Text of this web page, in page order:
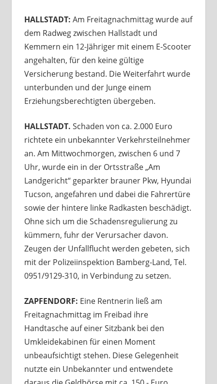
HALLSTADT: Am Freitagnachmittag wurde auf
dem Radweg zwischen Hallstadt und
Kemmern ein 12-Jähriger mit einem E-Scooter
angehalten, für den keine gültige
Versicherung bestand. Die Weiterfahrt wurde
unterbunden und der Junge einem
Erziehungsberechtigten übergeben.
HALLSTADT. Schaden von ca. 2.000 Euro
richtete ein unbekannter Verkehrsteilnehmer
an. Am Mittwochmorgen, zwischen 6 und 7
Uhr, wurde ein in der Ortsstraße „Am
Landgericht“ geparkter brauner Pkw, Hyundai
Tucson, angefahren und dabei die Fahrertüre
sowie der hintere linke Radkasten beschädigt.
Ohne sich um die Schadensregulierung zu
kümmern, fuhr der Verursacher davon.
Zeugen der Unfallflucht werden gebeten, sich
mit der Polizeiinspektion Bamberg-Land, Tel.
0951/9129-310, in Verbindung zu setzen.
ZAPFENDORF: Eine Rentnerin ließ am
Freitagnachmittag im Freibad ihre
Handtasche auf einer Sitzbank bei den
Umkleidekabinen für einen Moment
unbeaufsichtigt stehen. Diese Gelegenheit
nutzte ein Unbekannter und entwendete